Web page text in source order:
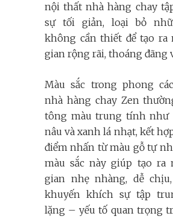
nội thất nhà hàng chay
sự tối giản, loại bỏ
không cần thiết để tạo ra
gian rộng rãi, thoáng đãng
Màu sắc trong phong
nhà hàng chay Zen
tông màu trung tính như
nâu và xanh lá nhạt, kết
điểm nhấn từ màu gỗ tự
màu sắc này giúp tạo ra
gian nhẹ nhàng, dễ
khuyến khích sự tập
lặng – yếu tố quan trọng